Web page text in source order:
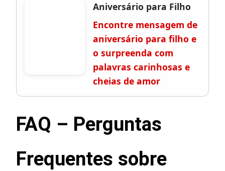
Aniversário para Filho
Encontre mensagem de
aniversário para filho e
o surpreenda com
palavras carinhosas e
cheias de amor
FAQ – Perguntas
Frequentes sobre